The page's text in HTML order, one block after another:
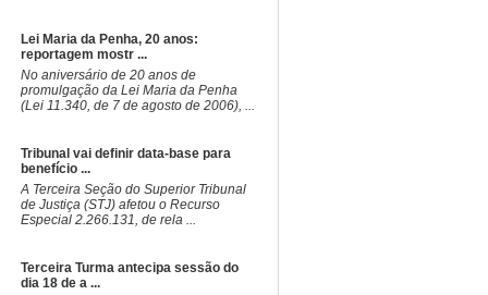
Lei Maria da Penha, 20 anos:
reportagem mostr ...
No aniversário de 20 anos de
promulgação da Lei Maria da Penha
(Lei 11.340, de 7 de agosto de 2006), ...
Tribunal vai definir data-base para
benefício ...
​A Terceira Seção do Superior Tribunal
de Justiça (STJ) afetou o Recurso
Especial 2.266.131, de rela ...
Terceira Turma antecipa sessão do
dia 18 de a ...